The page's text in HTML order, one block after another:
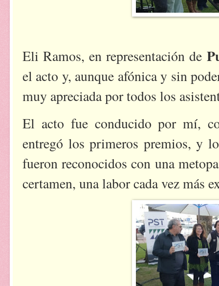
Eli Ramos, en representación de
el acto y, aunque afónica y sin
muy apreciada por todos los
El acto fue conducido por mí,
entregó los primeros premios, y
fueron reconocidos con una
certamen, una labor cada vez más